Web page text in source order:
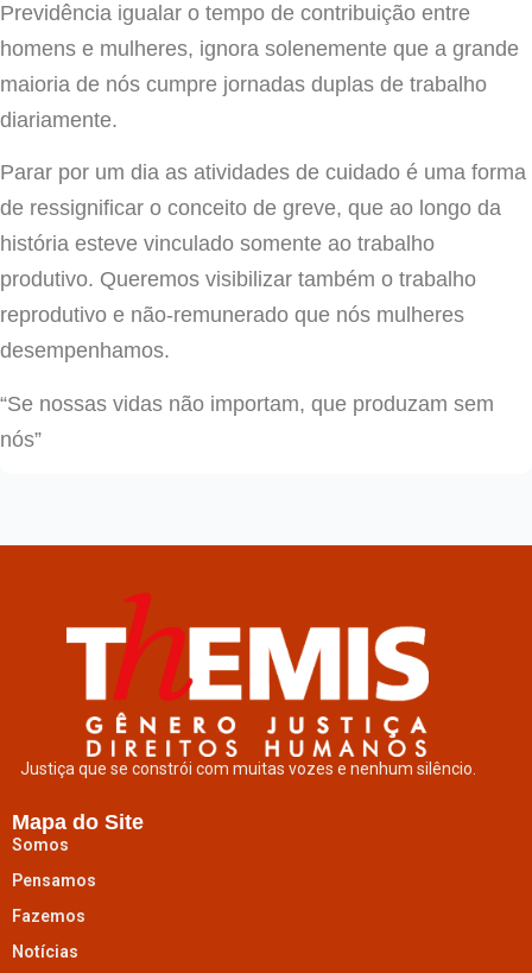
Previdência igualar o tempo de contribuição entre
homens e mulheres, ignora solenemente que a grande
maioria de nós cumpre jornadas duplas de trabalho
diariamente.
Parar por um dia as atividades de cuidado é uma forma
de ressignificar o conceito de greve, que ao longo da
história esteve vinculado somente ao trabalho
produtivo. Queremos visibilizar também o trabalho
reprodutivo e não-remunerado que nós mulheres
desempenhamos.
“Se nossas vidas não importam, que produzam sem
nós”
Justiça que se constrói com muitas vozes e nenhum silêncio.
Mapa do Site
Somos
Pensamos
Fazemos
Notícias